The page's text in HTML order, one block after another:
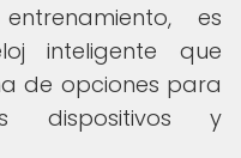
es
inteligente que
de opciones para
dispositivos y